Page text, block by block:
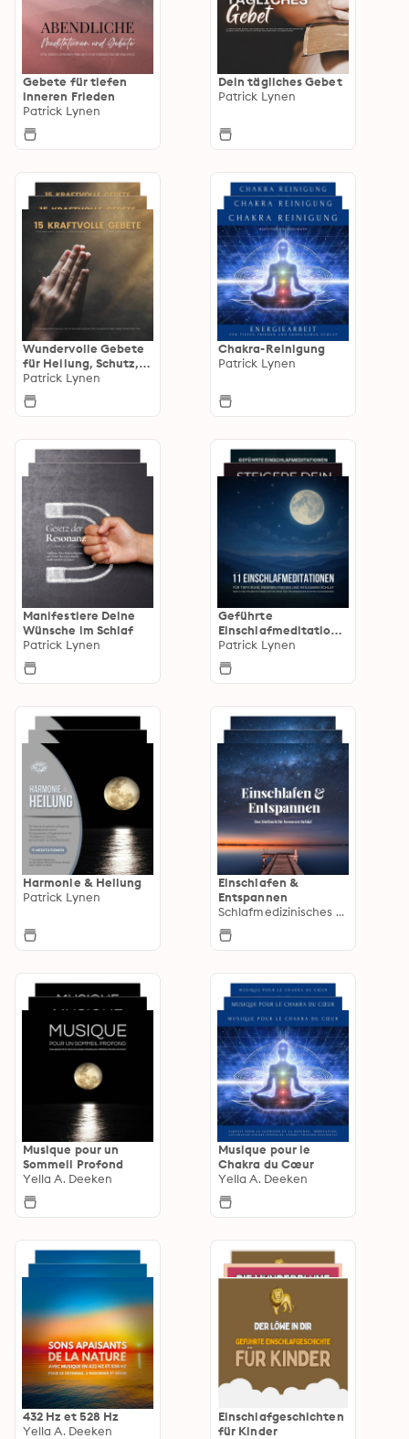
Gebete für tiefen
inneren Frieden
Patrick Lynen
Dein tägliches Gebet
Patrick Lynen
Wundervolle Gebete
für Heilung, Schutz,
Geborgenheit,
Selbstliebe und
inneren Frieden
Patrick Lynen
Chakra-Reinigung
Patrick Lynen
Manifestiere Deine
Wünsche im Schlaf
Patrick Lynen
Geführte
Einschlafmeditatione
n
Patrick Lynen
Harmonie & Heilung
Patrick Lynen
Einschlafen &
Entspannen
Schlafmedizinisches Zentrum
Musique pour un
Sommeil Profond
Yella A. Deeken
Musique pour le
Chakra du Cœur
Yella A. Deeken
432 Hz et 528 Hz
Yella A. Deeken
Einschlafgeschichten
für Kinder